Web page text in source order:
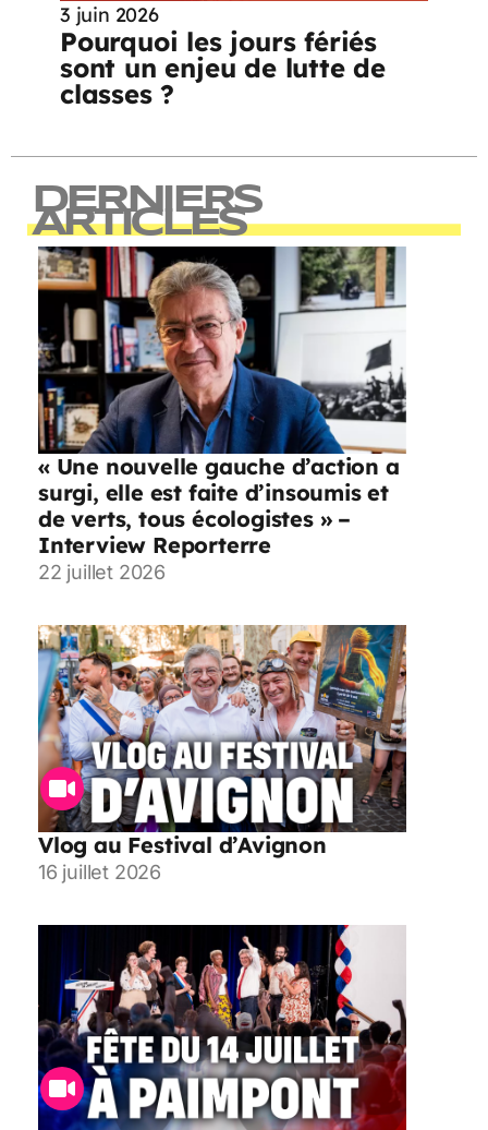
3 juin 2026
Pourquoi les jours fériés
sont un enjeu de lutte de
classes ?
DERNIERS
ARTICLES
« Une nouvelle gauche d’action a
surgi, elle est faite d’insoumis et
de verts, tous écologistes » –
Interview Reporterre
22 juillet 2026
Vlog au Festival d’Avignon
16 juillet 2026